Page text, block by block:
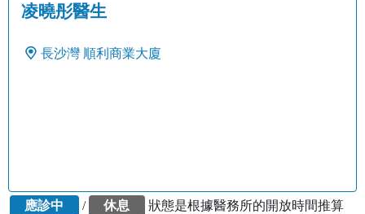
凌曉彤醫生
長沙灣 順利商業大廈
應診中 / 休息
狀態是根據醫務所的開放時間推算